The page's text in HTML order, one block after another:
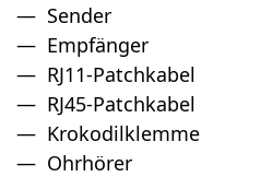
Sender
Empfänger
RJ11-Patchkabel
RJ45-Patchkabel
Krokodilklemme
Ohrhörer